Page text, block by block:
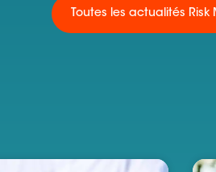
Toutes les actualités